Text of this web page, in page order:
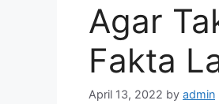
Agar
Fakta
April 13, 2022 by admin